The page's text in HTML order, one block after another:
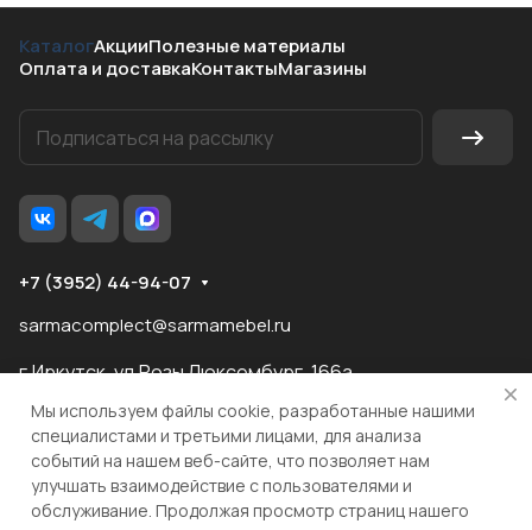
КаталогАкцииПолезные материалы
Оплата и доставкаКонтактыМагазины
+7 (3952) 44-94-07
sarmacomplect@sarmamebel.ru
г.Иркутск, ул.Розы Люксембург, 166а
разработка
и продвижение сайта
Мы используем файлы cookie, разработанные нашими
специалистами и третьими лицами, для анализа
событий на нашем веб-сайте, что позволяет нам
улучшать взаимодействие с пользователями и
обслуживание. Продолжая просмотр страниц нашего